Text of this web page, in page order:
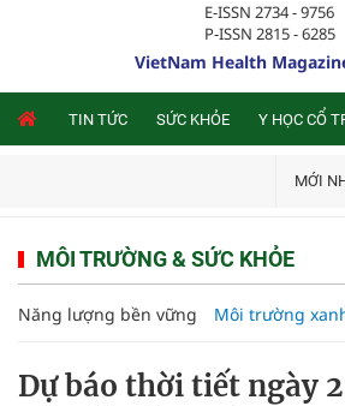
E-ISSN 2734 - 9756
P-ISSN 2815 - 6285
VietNam Health
TIN TỨC SỨC KHỎE Y HỌC CỔ
MỚI
MÔI TRƯỜNG & SỨC KHỎE
Năng lượng bền vững Môi trường
Dự báo thời tiết ngày